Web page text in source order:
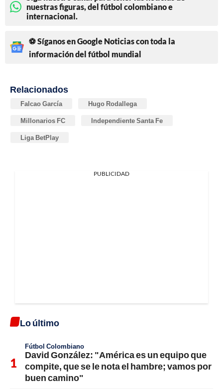
nuestras figuras, del fútbol colombiano e
internacional.
⚽ Síganos en Google Noticias con toda la
información del fútbol mundial
Relacionados
Falcao García Hugo Rodallega
Millonarios FC Independiente Santa Fe
Liga BetPlay
PUBLICIDAD
Lo último
Fútbol Colombiano
David González: "América es un equipo que
compite, que se le nota el hambre; vamos por
buen camino"